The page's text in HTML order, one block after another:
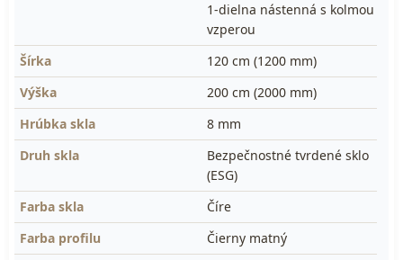
1-dielna nástenná s kolmou
vzperou
Šírka
120 cm (1200 mm)
Výška
200 cm (2000 mm)
Hrúbka skla
8 mm
Druh skla
Bezpečnostné tvrdené sklo
(ESG)
Farba skla
Číre
Farba profilu
Čierny matný